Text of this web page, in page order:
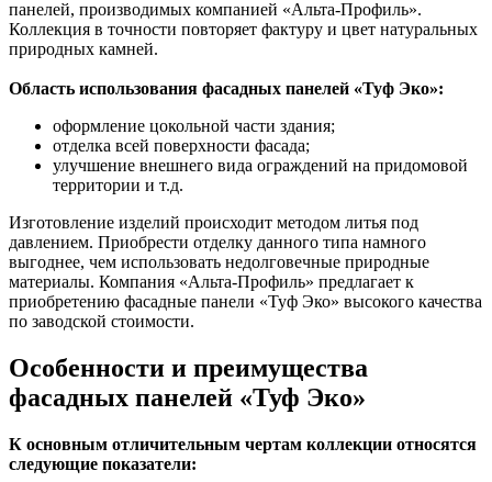
панелей, производимых компанией «Альта-Профиль».
Коллекция в точности повторяет фактуру и цвет натуральных
природных камней.
Область использования фасадных панелей «Туф Эко»:
оформление цокольной части здания;
отделка всей поверхности фасада;
улучшение внешнего вида ограждений на придомовой
территории и т.д.
Изготовление изделий происходит методом литья под
давлением. Приобрести отделку данного типа намного
выгоднее, чем использовать недолговечные природные
материалы. Компания «Альта-Профиль» предлагает к
приобретению фасадные панели «Туф Эко» высокого качества
по заводской стоимости.
Особенности и преимущества
фасадных панелей «Туф Эко»
К основным отличительным чертам коллекции относятся
следующие показатели: